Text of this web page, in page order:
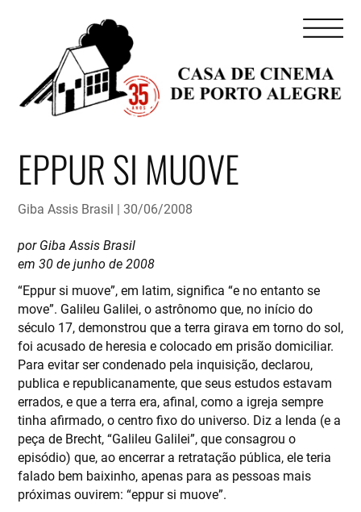
EPPUR SI MUOVE
Giba Assis Brasil 30/06/2008
por Giba Assis Brasil
em 30 de junho de 2008
“Eppur si muove”, em latim, significa “e no entanto se
move”. Galileu Galilei, o astrônomo que, no início do
século 17, demonstrou que a terra girava em torno do sol,
foi acusado de heresia e colocado em prisão domiciliar.
Para evitar ser condenado pela inquisição, declarou,
publica e republicanamente, que seus estudos estavam
errados, e que a terra era, afinal, como a igreja sempre
tinha afirmado, o centro fixo do universo. Diz a lenda (e a
peça de Brecht, “Galileu Galilei”, que consagrou o
episódio) que, ao encerrar a retratação pública, ele teria
falado bem baixinho, apenas para as pessoas mais
próximas ouvirem: “eppur si muove”.